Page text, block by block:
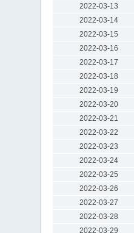
2022-03-13
2022-03-14
2022-03-15
2022-03-16
2022-03-17
2022-03-18
2022-03-19
2022-03-20
2022-03-21
2022-03-22
2022-03-23
2022-03-24
2022-03-25
2022-03-26
2022-03-27
2022-03-28
2022-03-29